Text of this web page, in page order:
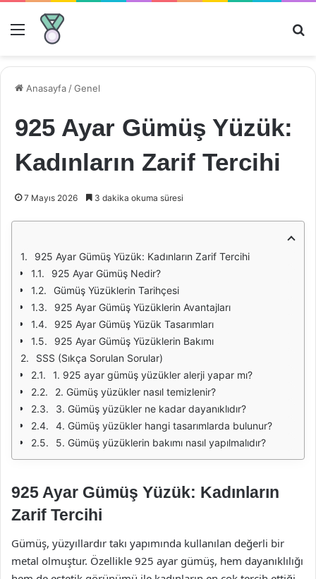
Menü
Anasayfa /Genel
925 Ayar Gümüş Yüzük:
Kadınların Zarif Tercihi
7 Mayıs 2026 3 dakika okuma süresi
925 Ayar Gümüş Yüzük: Kadınların Zarif Tercihi
925 Ayar Gümüş Nedir?
Gümüş Yüzüklerin Tarihçesi
925 Ayar Gümüş Yüzüklerin Avantajları
925 Ayar Gümüş Yüzük Tasarımları
925 Ayar Gümüş Yüzüklerin Bakımı
SSS (Sıkça Sorulan Sorular)
1. 925 ayar gümüş yüzükler alerji yapar mı?
2. Gümüş yüzükler nasıl temizlenir?
3. Gümüş yüzükler ne kadar dayanıklıdır?
4. Gümüş yüzükler hangi tasarımlarda bulunur?
5. Gümüş yüzüklerin bakımı nasıl yapılmalıdır?
925 Ayar Gümüş Yüzük: Kadınların
Zarif Tercihi
Gümüş, yüzyıllardır takı yapımında kullanılan değerli bir
metal olmuştur. Özellikle 925 ayar gümüş, hem dayanıklılığı